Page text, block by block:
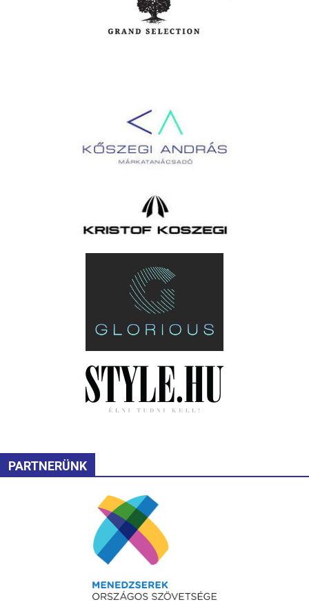
PARTNERÜNK